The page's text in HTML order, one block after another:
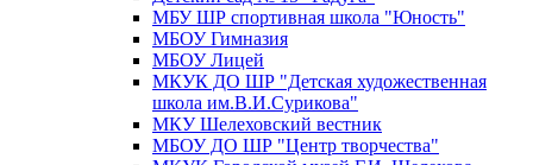
МБУ ШР спортивная школа "Юность"
МБОУ Гимназия
МБОУ Лицей
МКУК ДО ШР "Детская художественная
школа им.В.И.Сурикова"
МКУ Шелеховский вестник
МБОУ ДО ШР "Центр творчества"